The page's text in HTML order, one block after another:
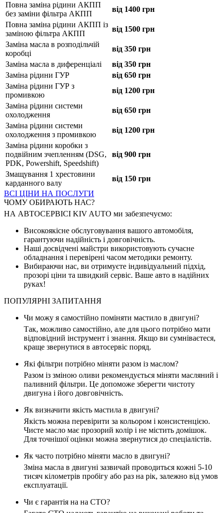
Повна заміна рідини АКПП
без заміни фільтра АКПП
від 1400 грн
Повна заміна рідини АКПП із
заміною фільтра АКПП
від 1500 грн
Заміна масла в розподільчій
коробці
від 350 грн
Заміна масла в диференціалі
від 350 грн
Заміна рідини ГУР
від 650 грн
Заміна рідини ГУР з
промивкою
від 1200 грн
Заміна рідини системи
охолодження
від 650 грн
Заміна рідини системи
охолодження з промивкою
від 1200 грн
Заміна рідини коробки з
подвійним зчепленням (DSG,
PDK, Powershift, Speedshift)
від 900 грн
Змащування 1 хрестовини
карданного валу
від 150 грн
ВСІ ЦІНИ НА ПОСЛУГИ
ЧОМУ ОБИРАЮТЬ НАС?
НА АВТОСЕРВІСІ KIV AUTO ми забезпечуємо:
Високоякісне обслуговування вашого автомобіля,
гарантуючи надійність і довговічність.
Наші досвідчені майстри використовують сучасне
обладнання і перевірені часом методики ремонту.
Вибираючи нас, ви отримуєте індивідуальний підхід,
прозорі ціни та швидкий сервіс. Ваше авто в надійних
руках!
ПОПУЛЯРНІ ЗАПИТАННЯ
Чи можу я самостійно поміняти мастило в двигуні?
Так, можливо самостійно, але для цього потрібно мати
відповідний інструмент і знання. Якщо ви сумніваєтеся,
краще звернутися в автосервіс поряд.
Які фільтри потрібно міняти разом із маслом?
Разом із зміною оливи рекомендується міняти масляний і
паливний фільтри. Це допоможе зберегти чистоту
двигуна і його довговічність.
Як визначити якість мастила в двигуні?
Якість можна перевірити за кольором і консистенцією.
Чисте масло має прозорий колір і не містить домішок.
Для точнішої оцінки можна звернутися до спеціалістів.
Як часто потрібно міняти масло в двигуні?
Зміна масла в двигуні зазвичай проводиться кожні 5-10
тисяч кілометрів пробігу або раз на рік, залежно від умов
експлуатації.
Чи є гарантія на на СТО?